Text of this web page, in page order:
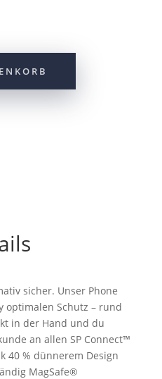
sicher. Unser Phone
optimalen Schutz – rund
in der Hand und du
an allen SP Connect™
40 % dünnerem Design
MagSafe®